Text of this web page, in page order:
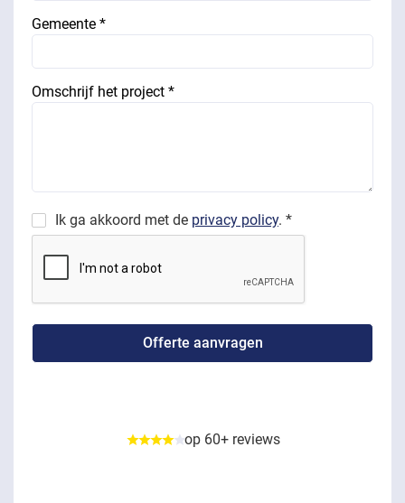
Gemeente *
Omschrijf het project *
Ik ga akkoord met de privacy policy. *
op 60+ reviews